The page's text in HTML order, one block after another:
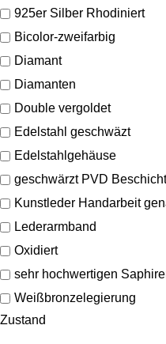
925er Silber Rhodiniert
Bicolor-zweifarbig
Diamant
Diamanten
Double vergoldet
Edelstahl geschwäzt
Edelstahlgehäuse
geschwärzt PVD
Kunstleder Handarbeit
Lederarmband
Oxidiert
sehr hochwertigen
Weißbronzelegierung
Zustand